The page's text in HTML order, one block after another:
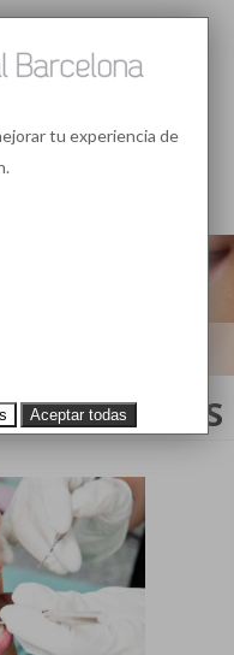
LAS
tu experiencia de
Aceptar todas